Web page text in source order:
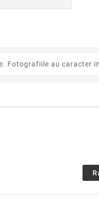
Fotografiile au caracter